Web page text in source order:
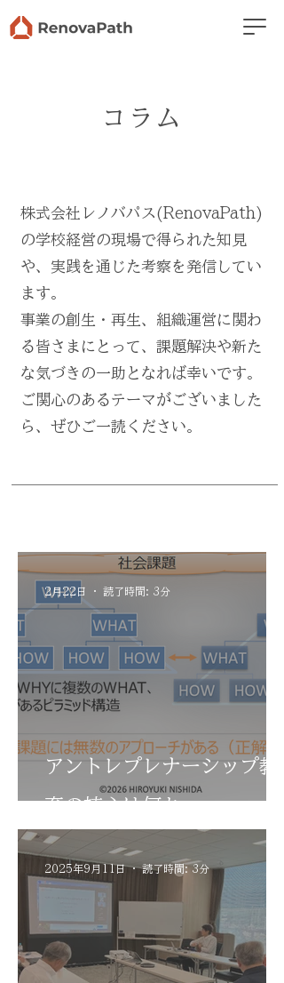
コラム
株式会社レノバパス(RenovaPath)
の学校経営の現場で得られた知見
や、実践を通じた考察を発信してい
ます。
事業の創生・再生、組織運営に関わ
る皆さまにとって、課題解決や新た
な気づきの一助となれば幸いです。
ご関心のあるテーマがございました
ら、ぜひご一読ください。
アントレプレナーシップ教
育の核心は何か
2月22日 読了時間: 3分
2025年9月11日 読了時間: 3分